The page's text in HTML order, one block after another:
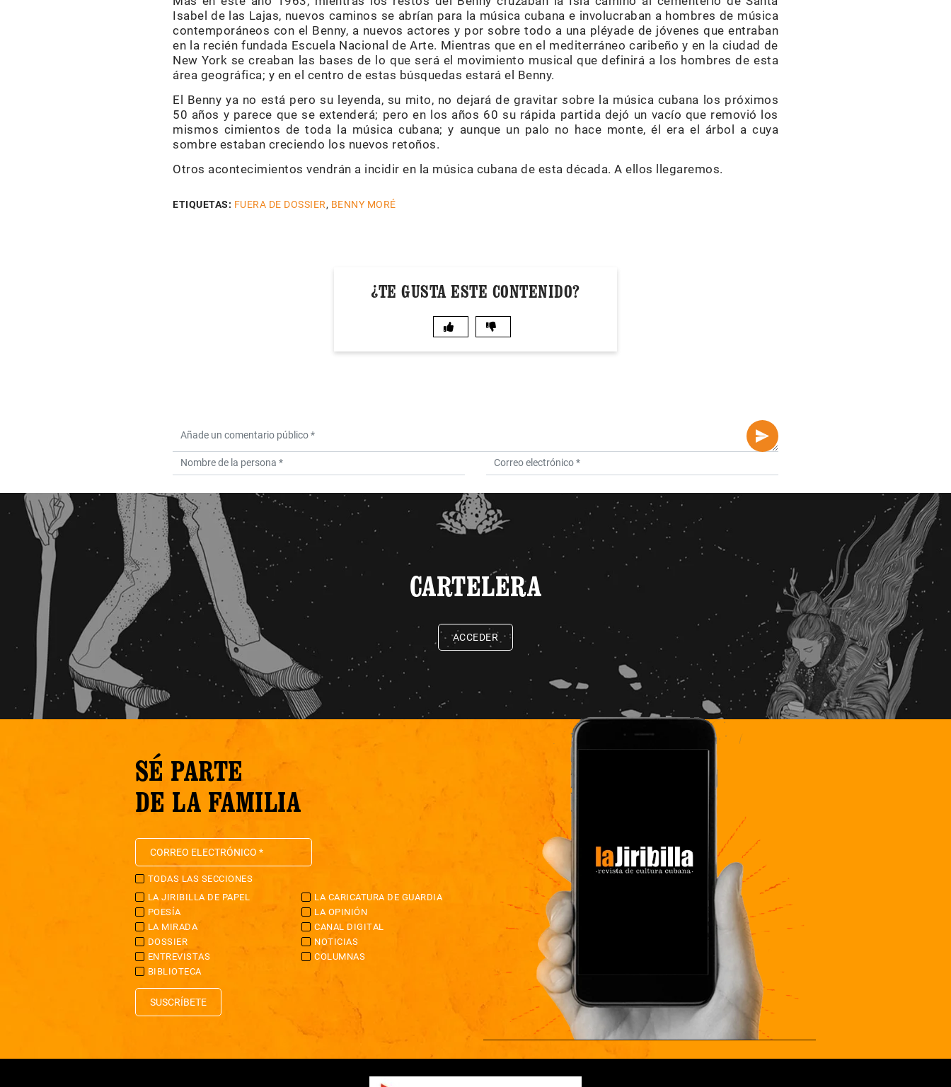
Isabel de las Lajas, nuevos caminos se abrían para la música cubana e involucraban a hombres de música
contemporáneos con el Benny, a nuevos actores y por sobre todo a una pléyade de jóvenes que entraban
en la recién fundada Escuela Nacional de Arte. Mientras que en el mediterráneo caribeño y en la ciudad de
New York se creaban las bases de lo que será el movimiento musical que definirá a los hombres de esta
área geográfica; y en el centro de estas búsquedas estará el Benny.
El Benny ya no está pero su leyenda, su mito, no dejará de gravitar sobre la música cubana los próximos
50 años y parece que se extenderá; pero en los años 60 su rápida partida dejó un vacío que removió los
mismos cimientos de toda la música cubana; y aunque un palo no hace monte, él era el árbol a cuya
sombre estaban creciendo los nuevos retoños.
Otros acontecimientos vendrán a incidir en la música cubana de esta década. A ellos llegaremos.
ETIQUETAS: FUERA DE DOSSIER, BENNY MORÉ
¿TE GUSTA ESTE CONTENIDO?
CARTELERA
ACCEDER
SÉ PARTE
DE LA FAMILIA
TODAS LAS SECCIONES
LA JIRIBILLA DE PAPEL
LA CARICATURA DE GUARDIA
POESÍA
LA OPINIÓN
LA MIRADA
CANAL DIGITAL
DOSSIER
NOTICIAS
ENTREVISTAS
COLUMNAS
BIBLIOTECA
SUSCRÍBETE